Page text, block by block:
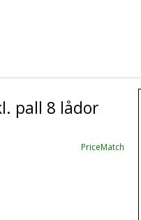
pall 8 lådor
PriceMatch